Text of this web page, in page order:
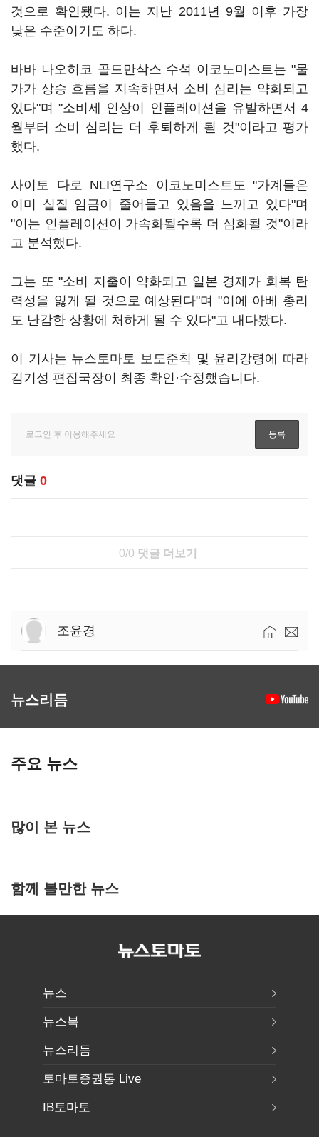
것으로 확인됐다. 이는 지난 2011년 9월 이후 가장
낮은 수준이기도 하다.
바바 나오히코 골드만삭스 수석 이코노미스트는 "물
가가 상승 흐름을 지속하면서 소비 심리는 약화되고
있다"며 "소비세 인상이 인플레이션을 유발하면서 4
월부터 소비 심리는 더 후퇴하게 될 것"이라고 평가
했다.
사이토 다로 NLI연구소 이코노미스트도 "가계들은
이미 실질 임금이 줄어들고 있음을 느끼고 있다"며
"이는 인플레이션이 가속화될수록 더 심화될 것"이라
고 분석했다.
그는 또 "소비 지출이 약화되고 일본 경제가 회복 탄
력성을 잃게 될 것으로 예상된다"며 "이에 아베 총리
도 난감한 상황에 처하게 될 수 있다"고 내다봤다.
이 기사는 뉴스토마토 보도준칙 및 윤리강령에 따라
김기성 편집국장이 최종 확인·수정했습니다.
댓글 0
0/0 댓글 더보기
조윤경
뉴스리듬
주요 뉴스
많이 본 뉴스
함께 볼만한 뉴스
뉴스
뉴스북
뉴스리듬
토마토증권통 Live
IB토마토